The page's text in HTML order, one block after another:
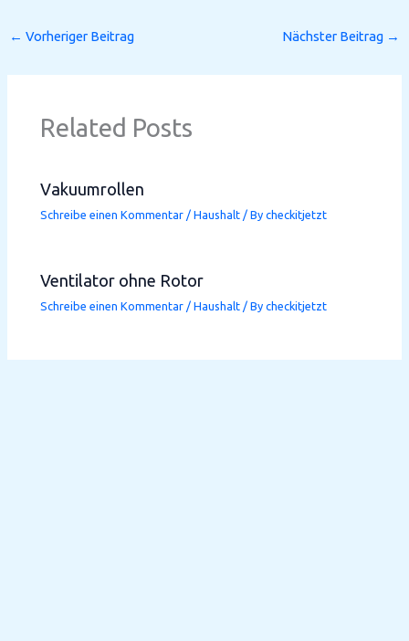
← Vorheriger Beitrag Nächster Beitrag →
Related Posts
Vakuumrollen
Schreibe einen Kommentar /Haushalt / Bycheckitjetzt
Ventilator ohne Rotor
Schreibe einen Kommentar /Haushalt / Bycheckitjetzt